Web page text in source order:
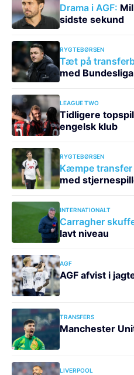
Drama i AGF:
sidste sekund
RYGTEBØRSEN
Tæt på
med
LEAGUE TWO
Tidligere
engelsk klub
RYGTEBØRSEN
Kæmpe transfer
med
INTERNATIONALT
Carragher
lavt niveau
AGF
AGF afvist i
TRANSFERS
Manchester
LIVERPOOL